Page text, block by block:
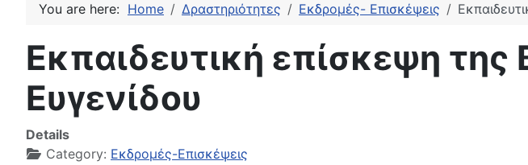
You are here: Home Δραστηριότητες Εκδρομές- Επισκέψεις
Εκπαιδευτική επίσκεψη της
Ευγενίδου
Details
Category: Εκδρομές-Επισκέψεις